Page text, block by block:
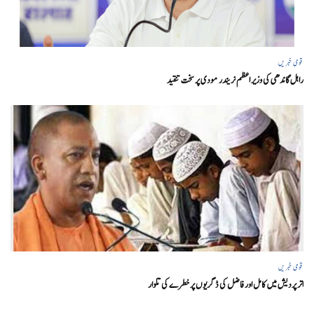
قومی خبریں
راہل گاندھی کی وزیر اعظم نریندر مودی پر سخت تنقید
قومی خبریں
اتر پردیش میں کامل اور فاضل کی ڈگریوں پر خطرے کی تلوار